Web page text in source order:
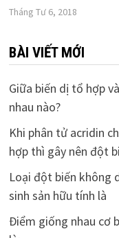
Tháng Tư 6, 2018
BÀI VIẾT MỚI
Giữa biến dị tổ hợp
nhau nào?
Khi phân tử acridin
hợp thì gây nên đột
Loại đột biến không
sinh sản hữu tính là
Điểm giống nhau cơ